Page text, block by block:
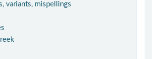
variants, mispellings